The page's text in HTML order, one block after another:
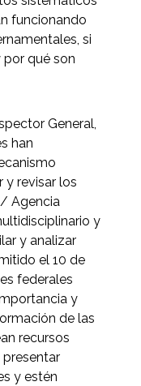
funcionando
si
qué son
General,
han
y revisar los
Agencia
y
y analizar
el 10 de
federales
y
de las
recursos
presentar
y estén